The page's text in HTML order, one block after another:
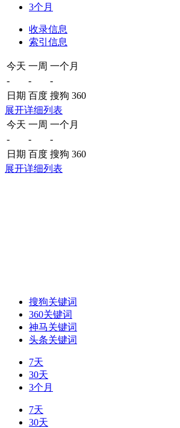
3个月
收录信息
索引信息
今天 一周 一个月
-
-
-
日期 百度 搜狗 360
展开详细列表
今天 一周 一个月
-
-
-
日期 百度 搜狗 360
展开详细列表
搜狗关键词
360关键词
神马关键词
头条关键词
7天
30天
3个月
7天
30天